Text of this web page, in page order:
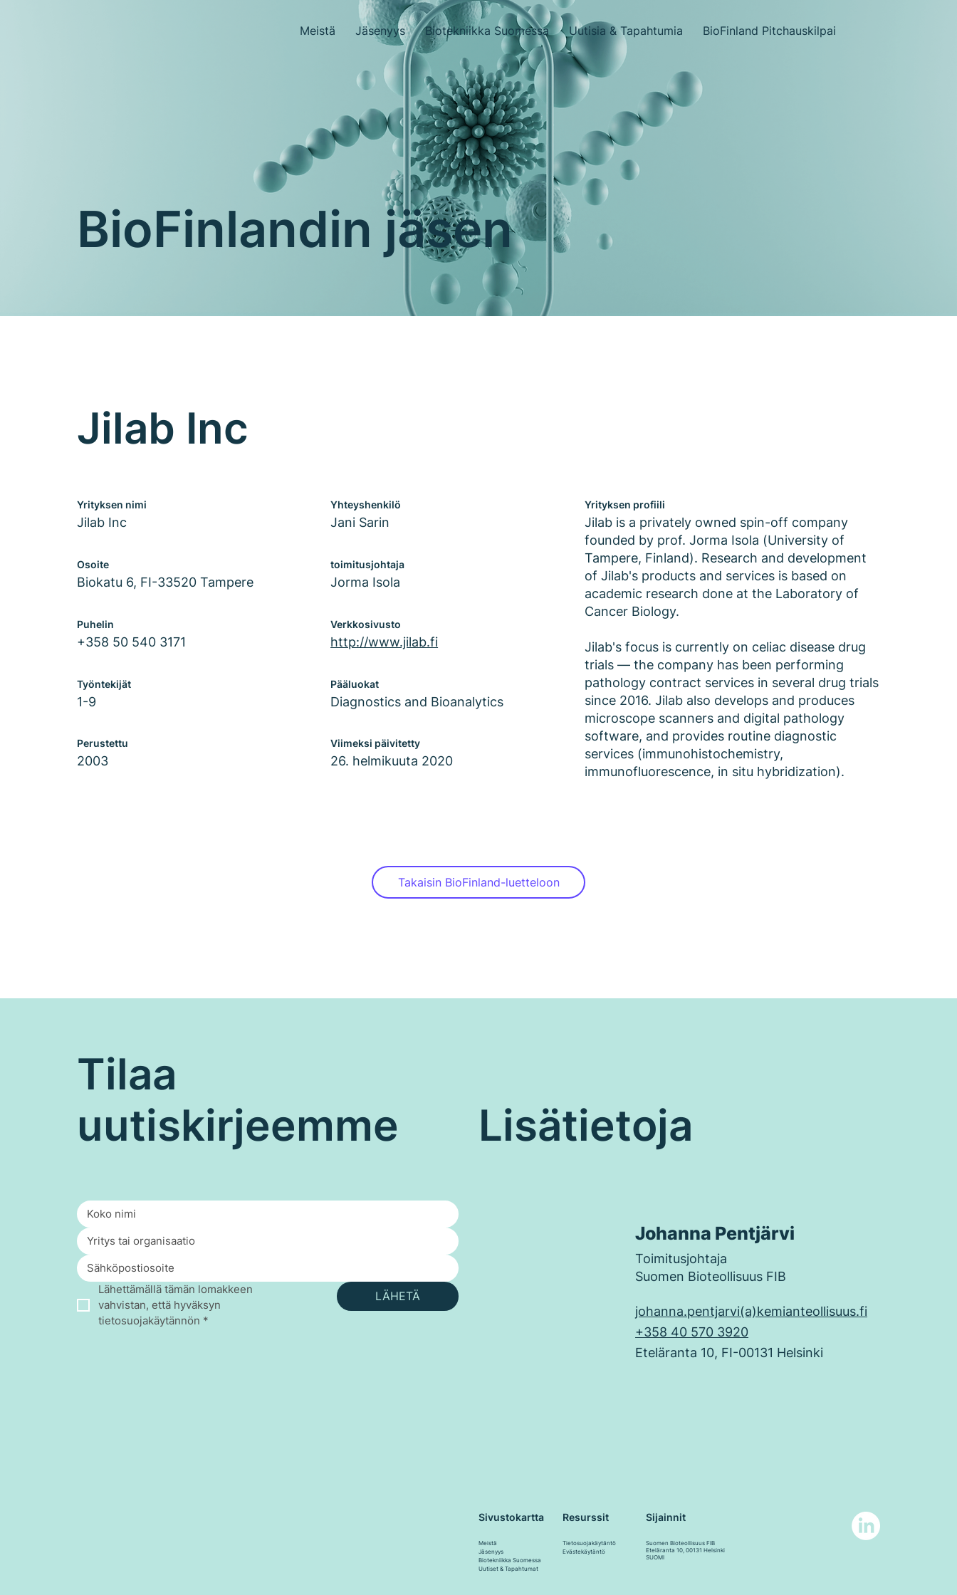
Meistä Jäsenyys Biotekniikka Suomessa Uutisia & Tapahtumia BioFinland Pitchauskilpailu
BioFinlandin jäsen
Jilab Inc
Yrityksen nimi
Jilab Inc
Osoite
Biokatu 6, FI-33520 Tampere
Puhelin
+358 50 540 3171
Työntekijät
1-9
Perustettu
2003
Yhteyshenkilö
Jani Sarin
toimitusjohtaja
Jorma Isola
Verkkosivusto
http://www.jilab.fi
Pääluokat
Diagnostics and Bioanalytics
Viimeksi päivitetty
26. helmikuuta 2020
Yrityksen profiili
Jilab is a privately owned spin-off company
founded by prof. Jorma Isola (University of
Tampere, Finland). Research and development
of Jilab's products and services is based on
academic research done at the Laboratory of
Cancer Biology.
Jilab's focus is currently on celiac disease drug
trials — the company has been performing
pathology contract services in several drug trials
since 2016. Jilab also develops and produces
microscope scanners and digital pathology
software, and provides routine diagnostic
services (immunohistochemistry,
immunofluorescence, in situ hybridization).
Takaisin BioFinland-luetteloon
Tilaa
uutiskirjeemme
Lähettämällä tämän lomakkeen
vahvistan, että hyväksyn
tietosuojakäytännön *
LÄHETÄ
Sivustokartta
Meistä
Jäsenyys
Biotekniikka Suomessa
Uutiset & Tapahtumat
Resurssit
Tietosuojakäytäntö
Evästekäytäntö
Sijainnit
Suomen Bioteollisuus FIB
Eteläranta 10, 00131 Helsinki
SUOMI
Johanna Pentjärvi
Toimitusjohtaja
Suomen Bioteollisuus FIB
johanna.pentjarvi(a)kemianteollisuus.fi
+358 40 570 3920
Eteläranta 10, FI-00131 Helsinki
Lisätietoja